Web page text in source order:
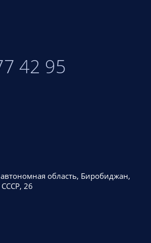
42 95
автономная область, Биробиджан,
СССР, 26